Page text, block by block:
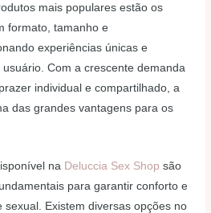
mais populares estão os
formato, tamanho e
experiências únicas e
Com a crescente demanda
individual e compartilhado, a
das grandes vantagens para os
na Deluccia Sex Shop são
para garantir conforto e
sexual. Existem diversas opções no